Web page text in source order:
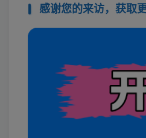
感谢您的来访，获取